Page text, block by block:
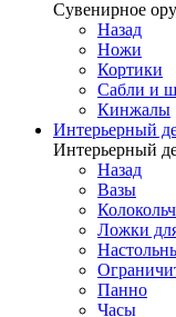
Сувенирное
Назад
Ножи
Кортики
Сабли и
Кинжалы
Интерьерный
Интерьерный
Назад
Вазы
Ложки
Панно
Часы